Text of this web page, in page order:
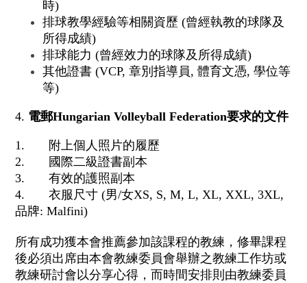
時)
排球教學經驗等相關資歷 (曾經執教的球隊及
所得成績)
排球能力 (曾經效力的球隊及所得成績)
其他證書 (VCP, 章別指導員, 體育文憑, 學位等
等)
4. 電郵Hungarian Volleyball Federation要求的文件
1. 附上個人照片的履歷
2. 國際二級證書副本
3. 有效的護照副本
4. 衣服尺寸 (男/女XS, S, M, L, XL, XXL, 3XL,
品牌: Malfini)
所有成功獲本會推薦參加該課程的教練， 修畢課程
後必須出席由本會教練委員會舉辦之教練工作坊或
教練研討會以分享心得，而時間安排則由教練委員